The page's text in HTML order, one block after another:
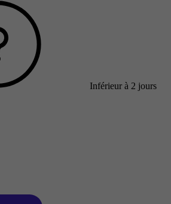
Inférieur à 2 jours